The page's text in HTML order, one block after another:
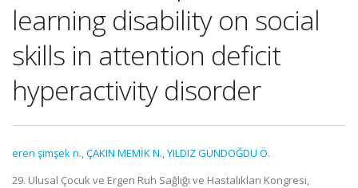
learning disability on social
skills in attention deficit
hyperactivity disorder
eren şimşek n.,ÇAKIN MEMİK N.,YILDIZ GÜNDOĞDU Ö.
29. Ulusal Çocuk ve Ergen Ruh Sağlığı ve Hastalıkları Kongresi,